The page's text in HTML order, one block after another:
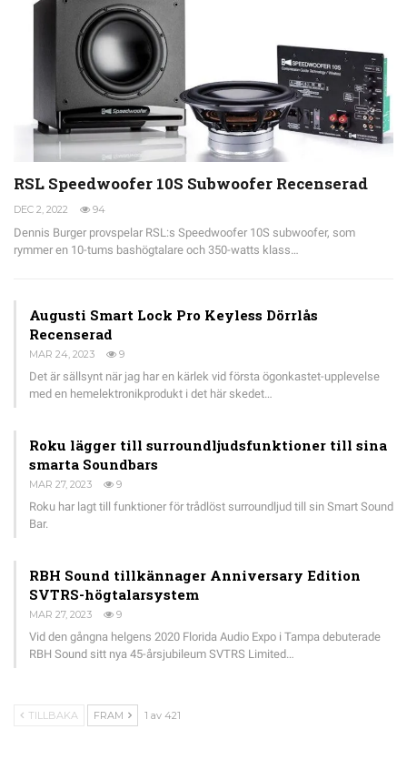
RSL Speedwoofer 10S Subwoofer Recenserad
DEC 2, 2022 94
Dennis Burger provspelar RSL:s Speedwoofer 10S subwoofer, som
rymmer en 10-tums bashögtalare och 350-watts klass…
Augusti Smart Lock Pro Keyless Dörrlås
Recenserad
MAR 24, 2023 9
Det är sällsynt när jag har en kärlek vid första ögonkastet-upplevelse
med en hemelektronikprodukt i det här skedet…
Roku lägger till surroundljudsfunktioner till sina
smarta Soundbars
MAR 27, 2023 9
Roku har lagt till funktioner för trådlöst surroundljud till sin Smart Sound
Bar.
RBH Sound tillkännager Anniversary Edition
SVTRS-högtalarsystem
MAR 27, 2023 9
Vid den gångna helgens 2020 Florida Audio Expo i Tampa debuterade
RBH Sound sitt nya 45-årsjubileum SVTRS Limited…
TILLBAKA FRAM 1 av 421